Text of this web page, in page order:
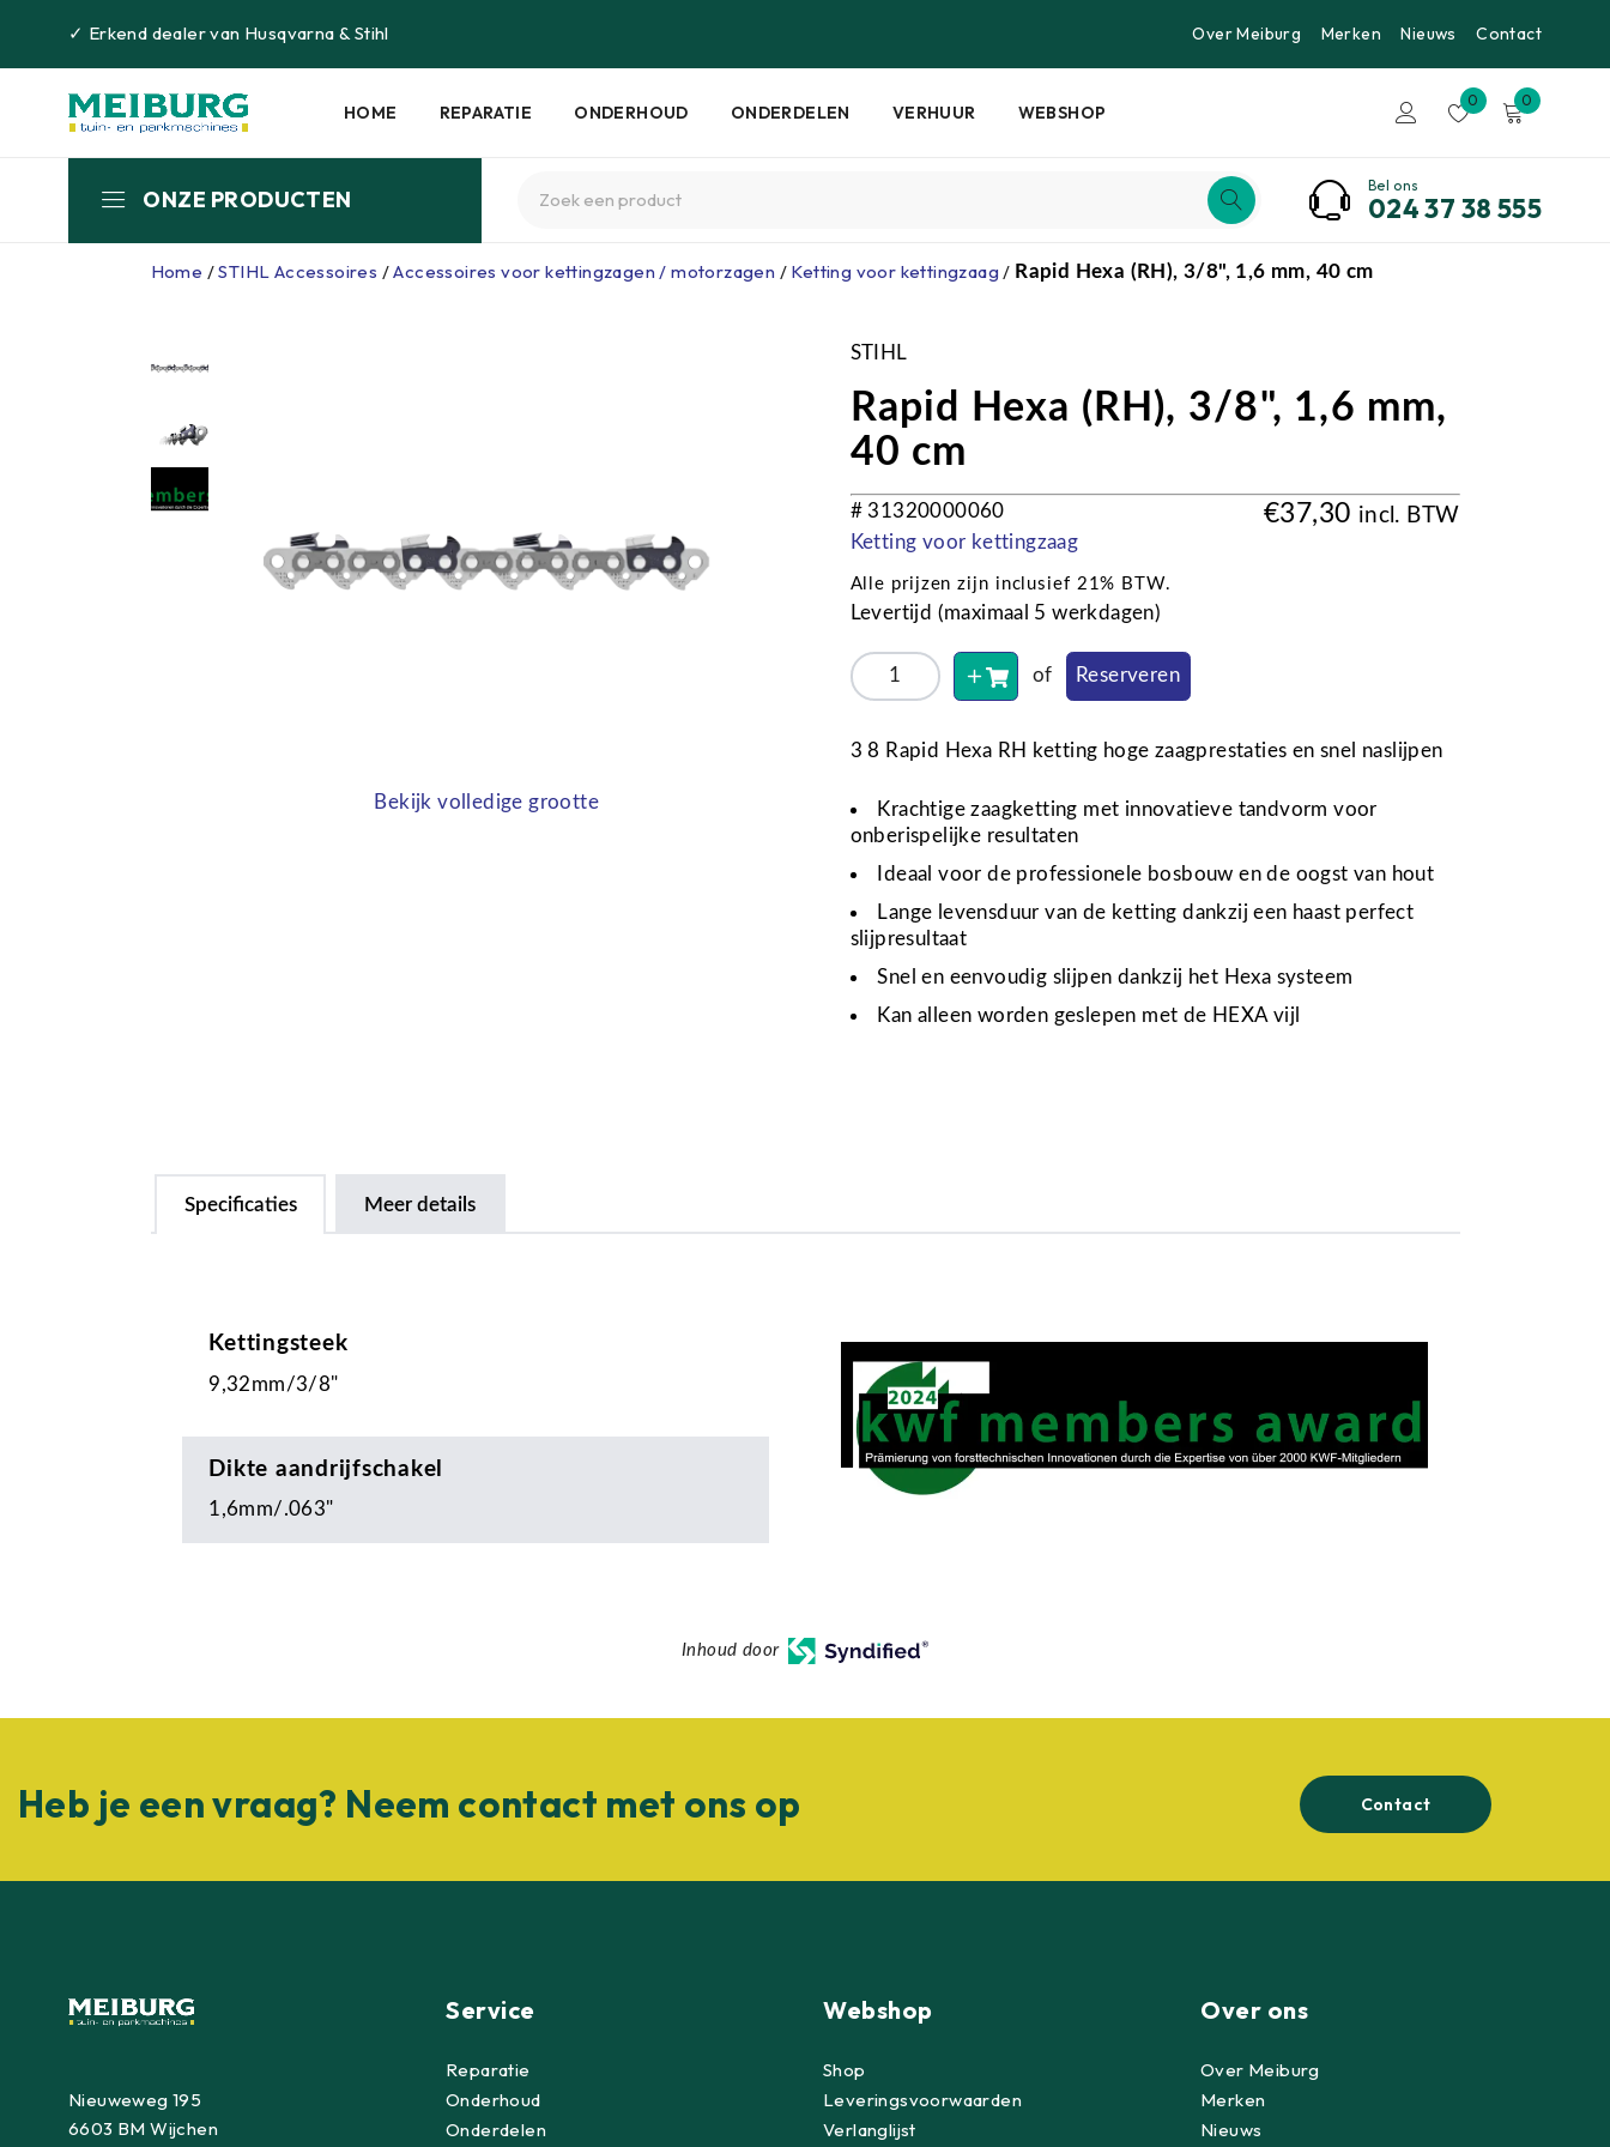
✓ Erkend dealer van Husqvarna &Stihl Over Meiburg Merken Nieuws Contact
HOME REPARATIE ONDERHOUD ONDERDELEN VERHUUR WEBSHOP
0 0
ONZE PRODUCTEN
Bel ons
024 37 38 555
Home /STIHL Accessoires /Accessoires voor kettingzagen / motorzagen / Ketting voor kettingzaag / Rapid Hexa (RH), 3/8", 1,6 mm, 40 cm
Bekijk volledige grootte
STIHL
Rapid Hexa (RH), 3/8", 1,6 mm,
40 cm
# 31320000060
Ketting voor kettingzaag
€37,30 incl. BTW
Alle prijzen zijn inclusief 21% BTW.
Levertijd (maximaal 5 werkdagen)
of Reserveren
3 8 Rapid Hexa RH ketting hoge zaagprestaties en snel naslijpen
Krachtige zaagketting met innovatieve tandvorm voor
onberispelijke resultaten
Ideaal voor de professionele bosbouw en de oogst van hout
Lange levensduur van de ketting dankzij een haast perfect
slijpresultaat
Snel en eenvoudig slijpen dankzij het Hexa systeem
Kan alleen worden geslepen met de HEXA vijl
Specificaties Meer details
Kettingsteek
9,32mm/3/8"
Dikte aandrijfschakel
1,6mm/.063"
Inhoud door
Heb je een vraag? Neem contact met ons op Contact
Nieuweweg 195
6603 BM Wijchen
Service
Reparatie
Onderhoud
Onderdelen
Webshop
Shop
Leveringsvoorwaarden
Verlanglijst
Over ons
Over Meiburg
Merken
Nieuws